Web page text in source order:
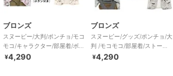
ブロンズ
スヌーピー/大判/ポンチョ/モコ
モコ/キャラクター/部屋着/ボ
ア/ぽんちょ
¥4,290
ブロンズ
スヌーピー/グッズ/ポンチョ/大
判 /モコモコ/部屋着/ストール/
コミック柄/ボア
¥4,290